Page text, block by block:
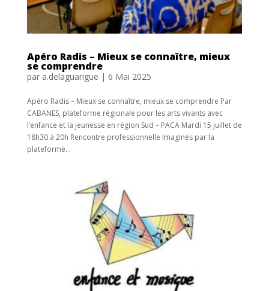
Apéro Radis – Mieux se connaître, mieux
se comprendre
par a.delaguarigue | 6 Mai 2025
Apéro Radis – Mieux se connaître, mieux se comprendre Par
CABANES, plateforme régionale pour les arts vivants avec
l’enfance et la jeunesse en région Sud – PACA Mardi 15 juillet de
18h30 à 20h Rencontre professionnelle Imaginés par la
plateforme...